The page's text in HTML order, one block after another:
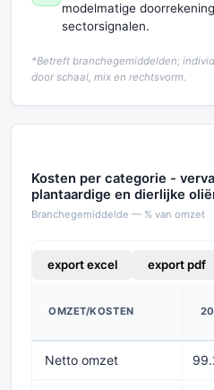
modelmatige
sectorsignalen.
*Betreft branchegemiddelden;
door schaal, mix en rechtsvorm.
Kosten per categorie -
plantaardige en dierlijke
Branchegemiddelde — % van omzet
export excel export pdf
OMZET/KOSTEN
Netto omzet